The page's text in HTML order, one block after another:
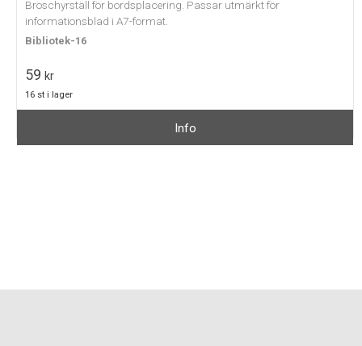
Broschyrställ för bordsplacering. Passar utmärkt för
informationsblad i A7-format.
Bibliotek-16
59 kr
16 st i lager
Info